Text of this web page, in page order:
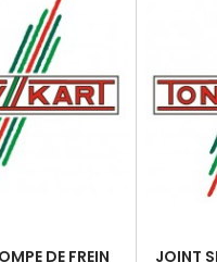
DE FREIN
JOINT